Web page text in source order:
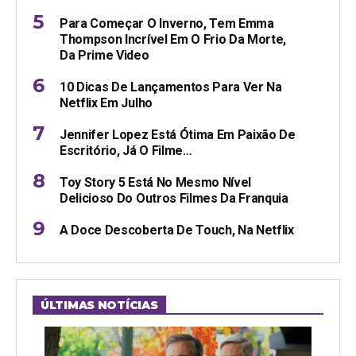
Para Começar O Inverno, Tem Emma
Thompson Incrível Em O Frio Da Morte,
Da Prime Video
10 Dicas De Lançamentos Para Ver Na
Netflix Em Julho
Jennifer Lopez Está Ótima Em Paixão De
Escritório, Já O Filme…
Toy Story 5 Está No Mesmo Nível
Delicioso Do Outros Filmes Da Franquia
A Doce Descoberta De Touch, Na Netflix
ÚLTIMAS NOTÍCIAS